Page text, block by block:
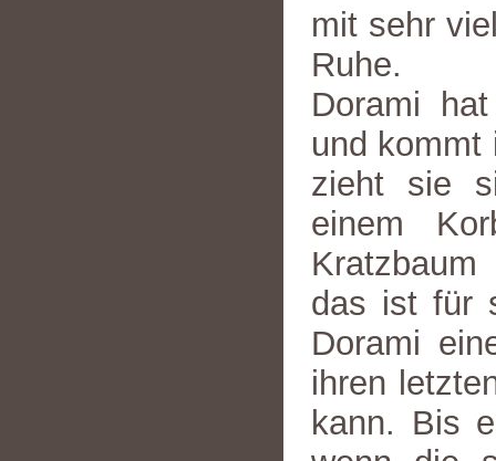
mit sehr
Ruhe.
Dorami
und kommt
zieht sie
einem
das ist für
Dorami
ihren
kann. Bis